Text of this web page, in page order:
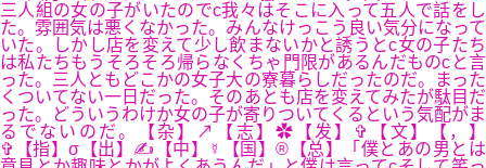
三人組の女の子がいたのでc我々はそこに入って五人で話をし
た。雰囲気は悪くなかった。みんなけっこう良い気分になって
いた。しかし店を変えて少し飲まないかと誘うとc女の子たち
は私たちもうそろそろ帰らなくちゃ門限があるんだものcと言
った。三人ともどこかの女子大の寮暮らしだったのだ。まった
くついてない一日だった。そのあとも店を変えてみたが駄目だ
った。どういうわけか女の子が寄りついてくるという気配がま
るでないのだ。【杂】↗【志】✿【发】✞【文】【，】
✞【指】σ【出】✍【中】☿【国】®【总】「僕とあの男とは